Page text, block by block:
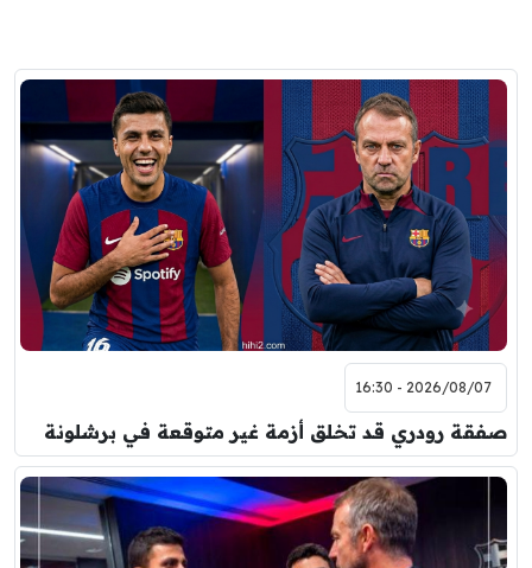
2026/08/07 - 16:30
صفقة رودري قد تخلق أزمة غير متوقعة في برشلونة